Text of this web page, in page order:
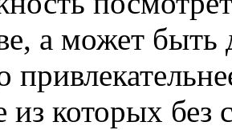
а может быть
из которых без